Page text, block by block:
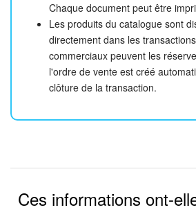
Chaque document peut être
Les produits du catalogue sont
directement dans les
commerciaux peuvent les
l'ordre de vente est créé
clôture de la transaction.
Ces informations ont-